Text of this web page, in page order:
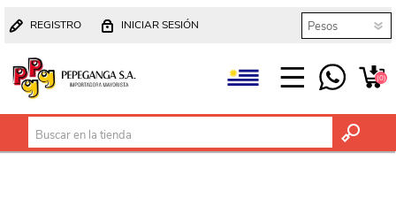
REGISTRO INICIAR SESIÓN
(0)